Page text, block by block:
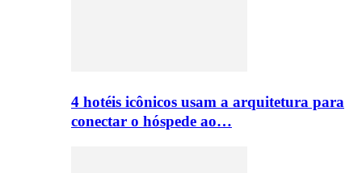
4 hotéis icônicos usam a arquitetura para
conectar o hóspede ao…